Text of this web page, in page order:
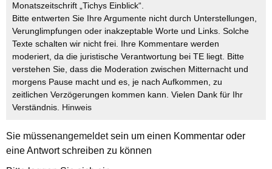
Monatszeitschrift „Tichys Einblick“.
Bitte entwerten Sie Ihre Argumente nicht durch Unterstellungen,
Verunglimpfungen oder inakzeptable Worte und Links. Solche
Texte schalten wir nicht frei. Ihre Kommentare werden
moderiert, da die juristische Verantwortung bei TE liegt. Bitte
verstehen Sie, dass die Moderation zwischen Mitternacht und
morgens Pause macht und es, je nach Aufkommen, zu
zeitlichen Verzögerungen kommen kann. Vielen Dank für Ihr
Verständnis. Hinweis
Sie müssenangemeldetsein um einen Kommentar oder
eine Antwort schreiben zu können